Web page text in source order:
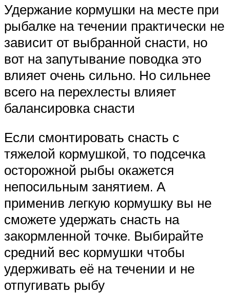
Удержание кормушки на месте при
рыбалке на течении практически не
зависит от выбранной снасти, но
вот на запутывание поводка это
влияет очень сильно. Но сильнее
всего на перехлесты влияет
балансировка снасти
Если смонтировать снасть с
тяжелой кормушкой, то подсечка
осторожной рыбы окажется
непосильным занятием. А
применив легкую кормушку вы не
сможете удержать снасть на
закормленной точке. Выбирайте
средний вес кормушки чтобы
удерживать её на течении и не
отпугивать рыбу